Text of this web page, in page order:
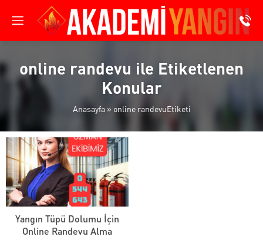
online randevu ile Etiketlenen
Konular
Anasayfa» online randevuEtiketi
Yangın Tüpü Dolumu İçin
Online Randevu Alma